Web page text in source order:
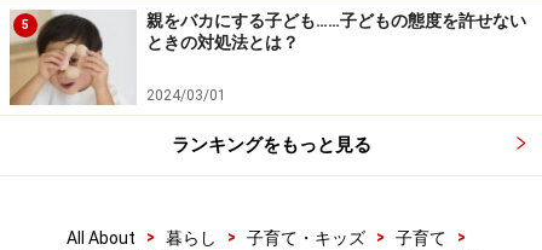
5
親をバカにする子ども……子どもの態度を許せない
ときの対処法とは？
2024/03/01
ランキングをもっと見る
All About > 暮らし > 子育て・キッズ > 子育て
>